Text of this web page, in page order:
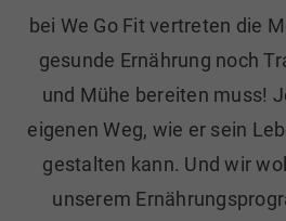
bei We Go Fit vertreten die
gesunde Ernährung noch
und Mühe bereiten muss!
eigenen Weg, wie er sein
gestalten kann. Und wir
unserem